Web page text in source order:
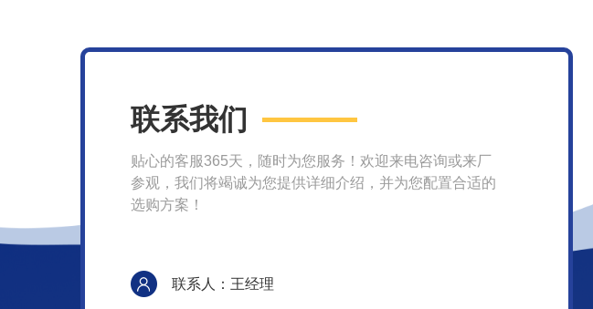
联系我们
贴心的客服365天，随时为您服务！欢迎来电咨询或来厂
参观，我们将竭诚为您提供详细介绍，并为您配置合适的
选购方案！
联系人：王经理